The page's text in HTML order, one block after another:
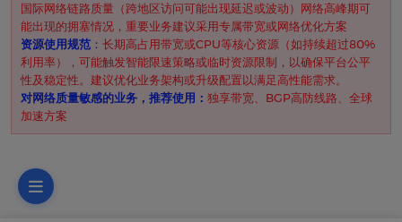
国际网络链路质量（跨地区访问可能出现延迟或波动）网络高峰期可
能出现的拥塞情况，重要业务建议采用专属带宽或网络优化方案
资源使用规范 ​： 长期高占用带宽或CPU等核心资源（如持续超过80%
利用率），可能触发智能限速策略或临时资源限制，以确保平台公平
性及稳定性。建议优化业务架构或升级配置以满足高性能需求。
对网络质量敏感的业务，推荐使用： 独享带宽、BGP高防线路、全球
加速方案